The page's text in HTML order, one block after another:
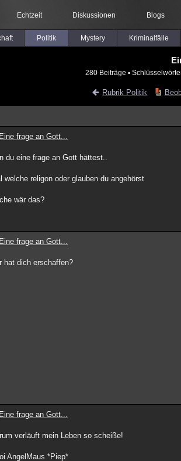
Echtzeit Diskussionen Blogs
Politik Mystery Kriminalfälle
280 Beiträge ▪
Rubrik Politik
Eine frage an Gott...
du eine frage an Gott hättest..
welche religon oder glauben du angehörst
wär das?
Eine frage an Gott...
hat dich erschaffen?
Eine frage an Gott...
verläuft mein Leben so scheiße!
AngelMaus *Piep*